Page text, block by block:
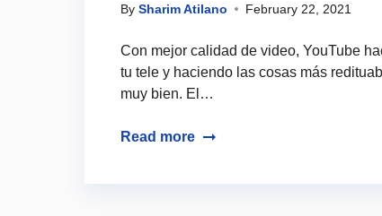
By Sharim Atilano February 22, 2021
Con mejor calidad de video, YouTube
tu tele y haciendo las cosas más
muy bien. El…
Read more